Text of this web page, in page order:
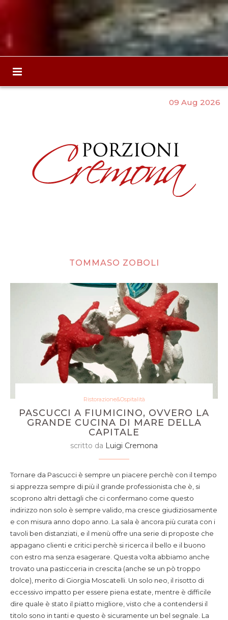
09 Aug 2026
TOMMASO ZOBOLI
Ristorazione&Ospitalità
PASCUCCI A FIUMICINO, OVVERO LA
GRANDE CUCINA DI MARE DELLA
CAPITALE
scritto da Luigi Cremona
Tornare da Pascucci è sempre un piacere perchè con il tempo
si apprezza sempre di più il grande professionista che è, si
scoprono altri dettagli che ci confermano come questo
indirizzo non solo è sempre valido, ma cresce giudiziosamente
e con misura anno dopo anno. La sala è ancora più curata con i
tavoli ben distanziati, e il menù offre una serie di proposte che
appagano clienti e critici perchè si ricerca il bello e il buono
con estro ma senza esagerare. Questa volta abbiamo anche
trovato una pasticceria in crescita (anche se un pò troppo
dolce), merito di Giorgia Moscatelli. Un solo neo, il risotto di
eccessivo impatto per essere piena estate, mentre è difficile
dire quale è stato il piatto migliore, visto che a contendersi il
titolo sono in tanti e questo è sicuramente un bel segnale. La